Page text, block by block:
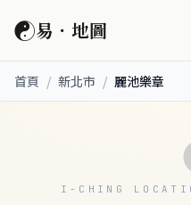
☯易．地圖
首頁 / 新北市 / 麗池樂章
I-CHING